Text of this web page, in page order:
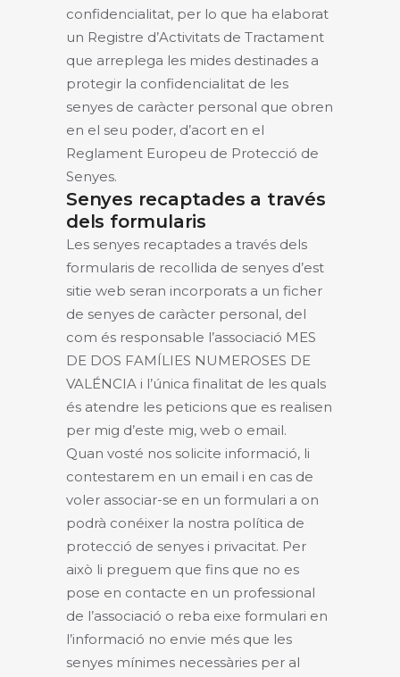
confidencialitat, per lo que ha elaborat
un Registre d’Activitats de Tractament
que arreplega les mides destinades a
protegir la confidencialitat de les
senyes de caràcter personal que obren
en el seu poder, d’acort en el
Reglament Europeu de Protecció de
Senyes.
Senyes recaptades a través
dels formularis
Les senyes recaptades a través dels
formularis de recollida de senyes d’est
sitie web seran incorporats a un ficher
de senyes de caràcter personal, del
com és responsable l’associació MES
DE DOS FAMÍLIES NUMEROSES DE
VALÉNCIA i l’única finalitat de les quals
és atendre les peticions que es realisen
per mig d’este mig, web o email.
Quan vosté nos solicite informació, li
contestarem en un email i en cas de
voler associar-se en un formulari a on
podrà conéixer la nostra política de
protecció de senyes i privacitat. Per
això li preguem que fins que no es
pose en contacte en un professional
de l’associació o reba eixe formulari en
l’informació no envie més que les
senyes mínimes necessàries per al